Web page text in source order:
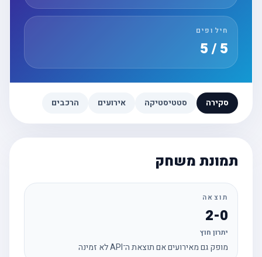
חילופים
סקירה סטטיסטיקה אירועים הרכבים
תמונת משחק
תוצאה
2-0
יתרון חוץ
מופק גם מאירועים אם תוצאת ה־API לא זמינה